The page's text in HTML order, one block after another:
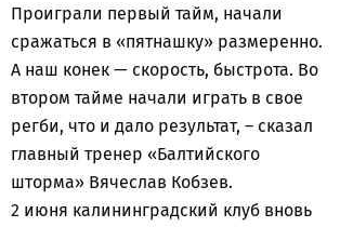
Проиграли первый тайм, начали
сражаться в «пятнашку» размеренно.
А наш конек — скорость, быстрота. Во
втором тайме начали играть в свое
регби, что и дало результат, – сказал
главный тренер «Балтийского
шторма» Вячеслав Кобзев.
2 июня калининградский клуб вновь